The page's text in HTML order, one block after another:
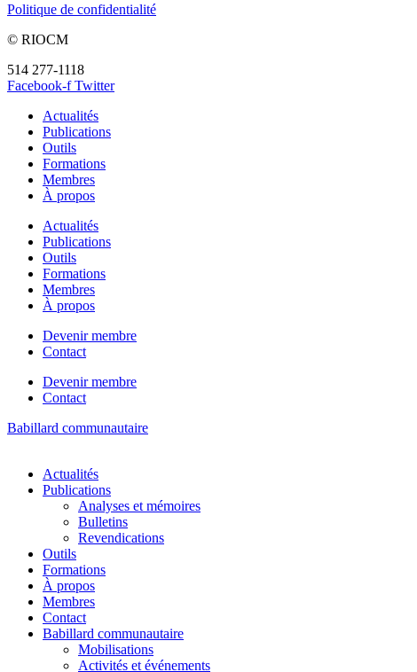
Politique de confidentialité
© RIOCM
514 277-1118
Facebook-f Twitter
Actualités
Publications
Outils
Formations
Membres
À propos
Actualités
Publications
Outils
Formations
Membres
À propos
Devenir membre
Contact
Devenir membre
Contact
Babillard communautaire
Actualités
Publications
Analyses et mémoires
Bulletins
Revendications
Outils
Formations
À propos
Membres
Contact
Babillard communautaire
Mobilisations
Activités et événements